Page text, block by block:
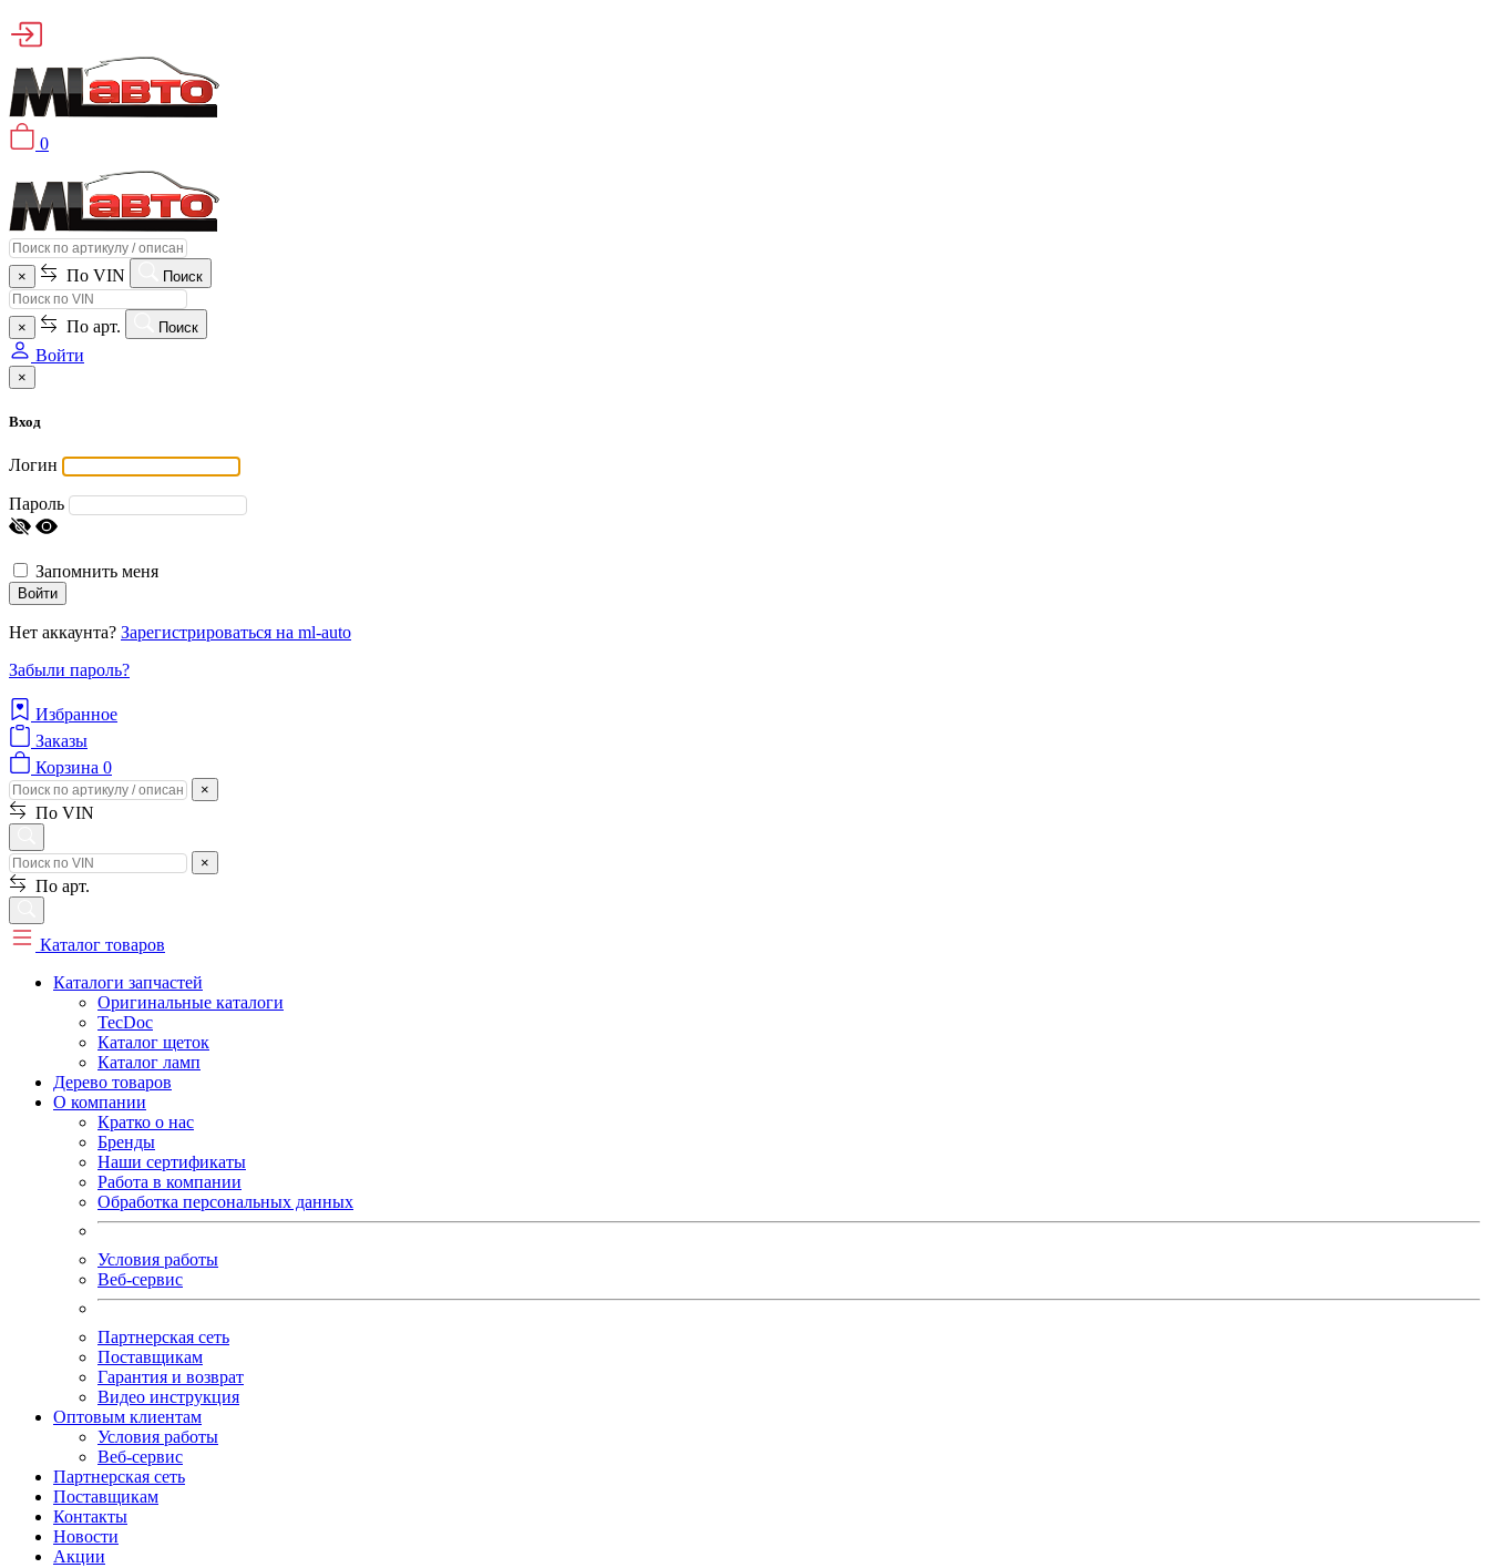
0
× По VIN Поиск
× По арт. Поиск
Войти
×
Вход
Логин
Пароль
Запомнить меня
Войти
Нет аккаунта? Зарегистрироваться на ml-auto
Забыли пароль?
Избранное
Заказы
Корзина 0
×
По VIN
×
По арт.
Каталог товаров
Каталоги запчастей
Оригинальные каталоги
TecDoc
Каталог щеток
Каталог ламп
Дерево товаров
О компании
Кратко о нас
Бренды
Наши сертификаты
Работа в компании
Обработка персональных данных
Условия работы
Веб-сервис
Партнерская сеть
Поставщикам
Гарантия и возврат
Видео инструкция
Оптовым клиентам
Условия работы
Веб-сервис
Партнерская сеть
Поставщикам
Контакты
Новости
Акции